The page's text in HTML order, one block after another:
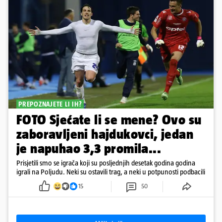
PREPOZNAJETE LI IH?
FOTO Sjećate li se mene? Ovo su
zaboravljeni hajdukovci, jedan
je napuhao 3,3 promila...
Prisjetili smo se igrača koji su posljednjih desetak godina godina
igrali na Poljudu. Neki su ostavili trag, a neki u potpunosti podbacili
15 50